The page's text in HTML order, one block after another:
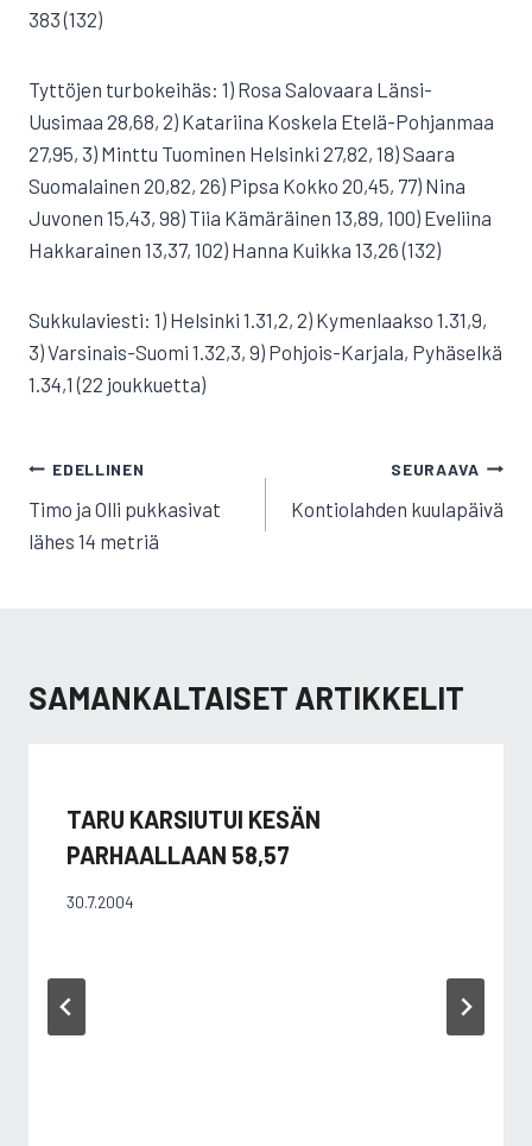
383 (132)
Tyttöjen turbokeihäs: 1) Rosa Salovaara Länsi-
Uusimaa 28,68, 2) Katariina Koskela Etelä-Pohjanmaa
27,95, 3) Minttu Tuominen Helsinki 27,82, 18) Saara
Suomalainen 20,82, 26) Pipsa Kokko 20,45, 77) Nina
Juvonen 15,43, 98) Tiia Kämäräinen 13,89, 100) Eveliina
Hakkarainen 13,37, 102) Hanna Kuikka 13,26 (132)
Sukkulaviesti: 1) Helsinki 1.31,2, 2) Kymenlaakso 1.31,9,
3) Varsinais-Suomi 1.32,3, 9) Pohjois-Karjala, Pyhäselkä
1.34,1 (22 joukkuetta)
ARTIKKELIEN
SELAUS
EDELLINEN
Timo ja Olli pukkasivat
lähes 14 metriä
SEURAAVA
Kontiolahden kuulapäivä
SAMANKALTAISET ARTIKKELIT
TARU KARSIUTUI KESÄN
PARHAALLAAN 58,57
30.7.2004